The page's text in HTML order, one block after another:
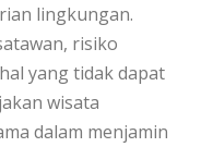
lingkungan.
risiko
yang tidak dapat
wisata
dalam menjamin